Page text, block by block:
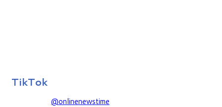
TikTok
@onlinenewstime